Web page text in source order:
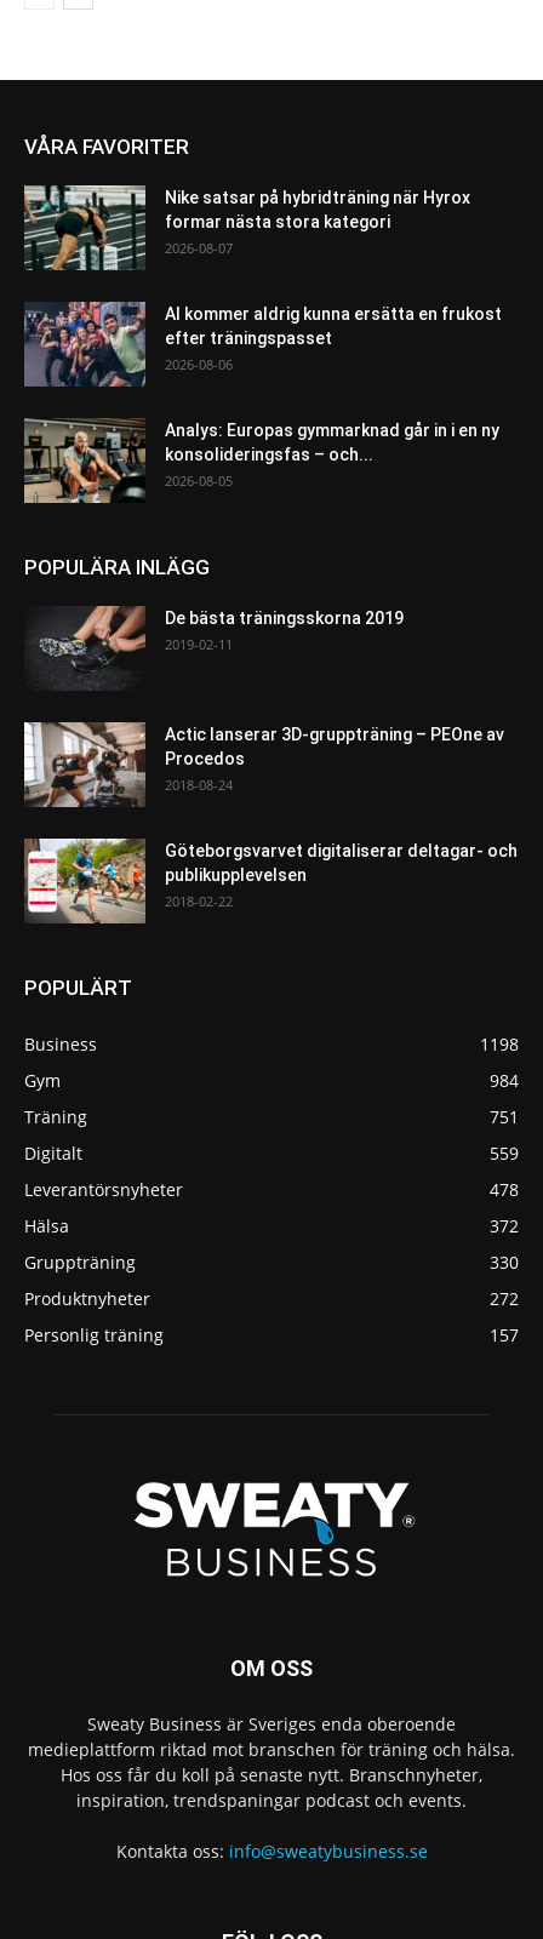
VÅRA FAVORITER
Nike satsar på hybridträning när Hyrox
formar nästa stora kategori
2026-08-07
AI kommer aldrig kunna ersätta en frukost
efter träningspasset
2026-08-06
Analys: Europas gymmarknad går in i en ny
konsolideringsfas – och...
2026-08-05
POPULÄRA INLÄGG
De bästa träningsskorna 2019
2019-02-11
Actic lanserar 3D-gruppträning – PEOne av
Procedos
2018-08-24
Göteborgsvarvet digitaliserar deltagar- och
publikupplevelsen
2018-02-22
POPULÄRT
Business
1198
Gym
984
Träning
751
Digitalt
559
Leverantörsnyheter
478
Hälsa
372
Gruppträning
330
Produktnyheter
272
Personlig träning
157
OM OSS
Sweaty Business är Sveriges enda oberoende
medieplattform riktad mot branschen för träning och hälsa.
Hos oss får du koll på senaste nytt. Branschnyheter,
inspiration, trendspaningar podcast och events.
Kontakta oss: info@sweatybusiness.se